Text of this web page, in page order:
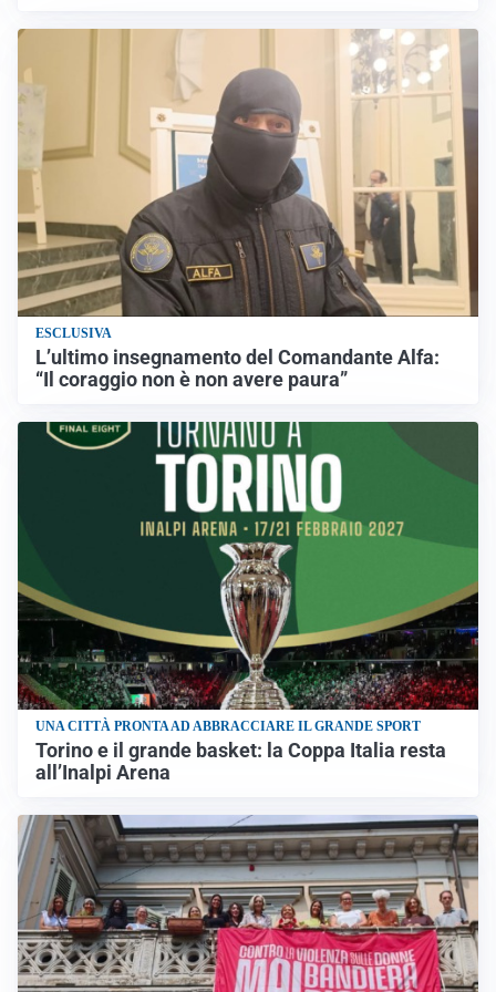
ESCLUSIVA
L’ultimo insegnamento del Comandante Alfa:
“Il coraggio non è non avere paura”
UNA CITTÀ PRONTA AD ABBRACCIARE IL GRANDE SPORT
Torino e il grande basket: la Coppa Italia resta
all’Inalpi Arena